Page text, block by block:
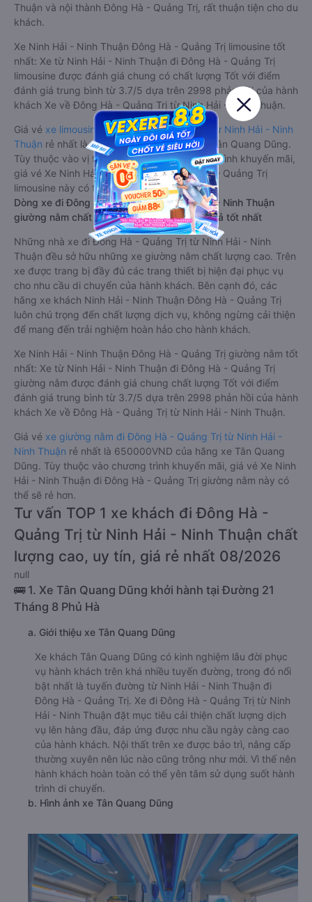
Thuận và nội thành Đông Hà - Quảng Trị, rất thuận tiện cho du
khách.
Xe Ninh Hải - Ninh Thuận Đông Hà - Quảng Trị limousine tốt
nhất: Xe từ Ninh Hải - Ninh Thuận đi Đông Hà - Quảng Trị
limousine được đánh giá chung có chất lượng Tốt với điểm
đánh giá trung bình từ 3.7/5 dựa trên 2998 phản hồi của hành
khách Xe về Đông Hà - Quảng Trị từ Ninh Hải - Ninh Thuận.
Giá vé xe limousine đi Đông Hà - Quảng Trị từ Ninh Hải - Ninh
Thuận rẻ nhất là 650000VND của hãng xe Tân Quang Dũng.
Tùy thuộc vào vị trí ngồi của bạn và chương trình khuyến mãi,
giá vé Xe Ninh Hải - Ninh Thuận đi Đông Hà - Quảng Trị
limousine này có thể sẽ rẻ hơn
Dòng xe đi Đông Hà - Quảng Trị từ Ninh Hải - Ninh Thuận
giường nằm chất lượng cao: Thoải mái, giá cả tốt nhất
Những nhà xe đi Đông Hà - Quảng Trị từ Ninh Hải - Ninh
Thuận đều sở hữu những xe giường nằm chất lượng cao. Trên
xe được trang bị đầy đủ các trang thiết bị hiện đại phục vụ
cho nhu cầu di chuyển của hành khách. Bên cạnh đó, các
hãng xe khách Ninh Hải - Ninh Thuận Đông Hà - Quảng Trị
luôn chú trọng đến chất lượng dịch vụ, không ngừng cải thiện
để mang đến trải nghiệm hoàn hảo cho hành khách.
Xe Ninh Hải - Ninh Thuận Đông Hà - Quảng Trị giường nằm tốt
nhất: Xe từ Ninh Hải - Ninh Thuận đi Đông Hà - Quảng Trị
giường nằm được đánh giá chung chất lượng Tốt với điểm
đánh giá trung bình từ 3.7/5 dựa trên 2998 phản hồi của hành
khách Xe về Đông Hà - Quảng Trị từ Ninh Hải - Ninh Thuận.
Giá vé xe giường nằm đi Đông Hà - Quảng Trị từ Ninh Hải -
Ninh Thuận rẻ nhất là 650000VND của hãng xe Tân Quang
Dũng. Tùy thuộc vào chương trình khuyến mãi, giá vé Xe Ninh
Hải - Ninh Thuận đi Đông Hà - Quảng Trị giường nằm này có
thể sẽ rẻ hơn.
Tư vấn TOP 1 xe khách đi Đông Hà -
Quảng Trị từ Ninh Hải - Ninh Thuận chất
lượng cao, uy tín, giá rẻ nhất 08/2026
null
🚌 1. Xe Tân Quang Dũng khởi hành tại Đường 21
Tháng 8 Phủ Hà
a. Giới thiệu xe Tân Quang Dũng
Xe khách Tân Quang Dũng có kinh nghiệm lâu đời phục
vụ hành khách trên khá nhiều tuyến đường, trong đó nổi
bật nhất là tuyến đường từ Ninh Hải - Ninh Thuận đi
Đông Hà - Quảng Trị. Xe đi Đông Hà - Quảng Trị từ Ninh
Hải - Ninh Thuận đặt mục tiêu cải thiện chất lượng dịch
vụ lên hàng đầu, đáp ứng được nhu cầu ngày càng cao
của hành khách. Nội thất trên xe được bảo trì, nâng cấp
thường xuyên nên lúc nào cũng trông như mới. Vì thế nên
hành khách hoàn toàn có thể yên tâm sử dụng suốt hành
trình di chuyển.
b. Hình ảnh xe Tân Quang Dũng